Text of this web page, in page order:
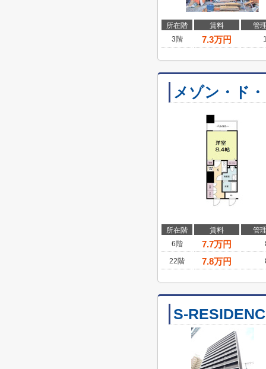
所在階 賃料
管
3階
7.3万円
メゾン・ド
所在階 賃料
管
6階
7.7万円
22階 7.8万円
S-